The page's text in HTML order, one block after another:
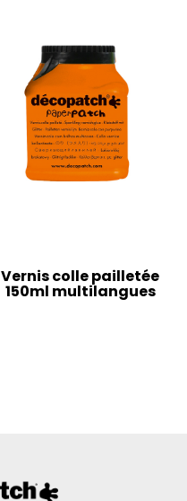
Vernis colle pailletée
150ml multilangues